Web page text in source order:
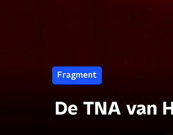
Fragment
De TNA van